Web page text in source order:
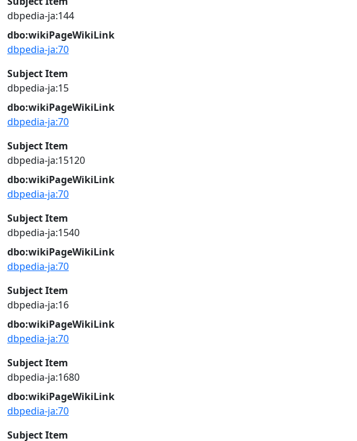
dbpedia-ja:144
dbo:wikiPageWikiLink
dbpedia-ja:70
Subject Item
dbpedia-ja:15
dbo:wikiPageWikiLink
dbpedia-ja:70
Subject Item
dbpedia-ja:15120
dbo:wikiPageWikiLink
dbpedia-ja:70
Subject Item
dbpedia-ja:1540
dbo:wikiPageWikiLink
dbpedia-ja:70
Subject Item
dbpedia-ja:16
dbo:wikiPageWikiLink
dbpedia-ja:70
Subject Item
dbpedia-ja:1680
dbo:wikiPageWikiLink
dbpedia-ja:70
Subject Item